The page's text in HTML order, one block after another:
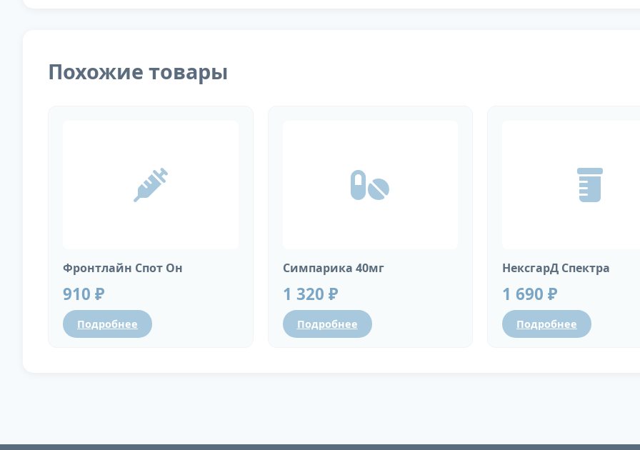
Похожие товары
Фронтлайн Спот Он
910 ₽
Подробнее
Симпарика 40мг
1 320 ₽
Подробнее
НексгарД Спектра
1 690 ₽
Подробнее